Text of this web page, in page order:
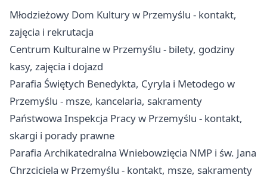
Młodzieżowy Dom Kultury w Przemyślu - kontakt,
zajęcia i rekrutacja
Centrum Kulturalne w Przemyślu - bilety, godziny
kasy, zajęcia i dojazd
Parafia Świętych Benedykta, Cyryla i Metodego w
Przemyślu - msze, kancelaria, sakramenty
Państwowa Inspekcja Pracy w Przemyślu - kontakt,
skargi i porady prawne
Parafia Archikatedralna Wniebowzięcia NMP i św. Jana
Chrzciciela w Przemyślu - kontakt, msze, sakramenty